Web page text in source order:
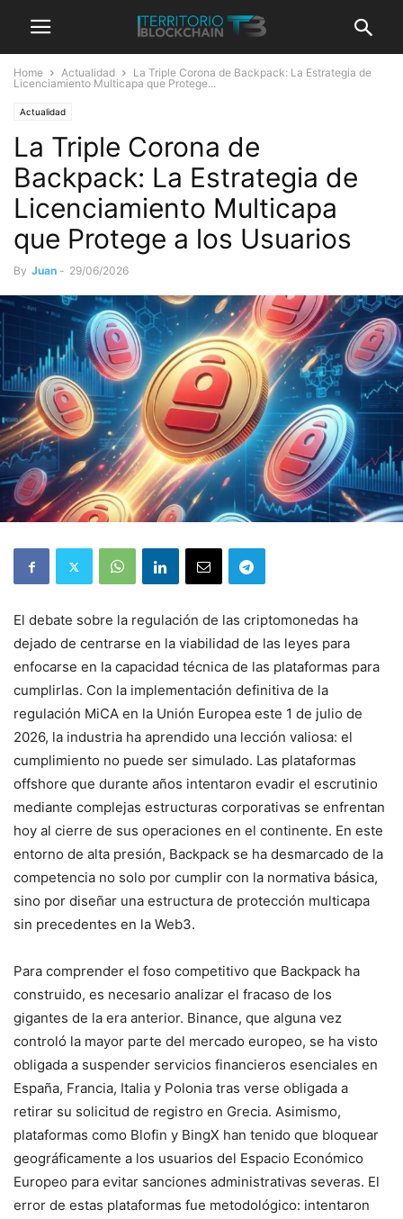
Home Actualidad
La Triple Corona de Backpack: La Estrategia de
Licenciamiento Multicapa que Protege...
Actualidad
La Triple Corona de
Backpack: La Estrategia de
Licenciamiento Multicapa
que Protege a los Usuarios
By Juan - 29/06/2026
El debate sobre la regulación de las criptomonedas ha
dejado de centrarse en la viabilidad de las leyes para
enfocarse en la capacidad técnica de las plataformas para
cumplirlas. Con la implementación definitiva de la
regulación MiCA en la Unión Europea este 1 de julio de
2026, la industria ha aprendido una lección valiosa: el
cumplimiento no puede ser simulado. Las plataformas
offshore que durante años intentaron evadir el escrutinio
mediante complejas estructuras corporativas se enfrentan
hoy al cierre de sus operaciones en el continente. En este
entorno de alta presión, Backpack se ha desmarcado de la
competencia no solo por cumplir con la normativa básica,
sino por diseñar una estructura de protección multicapa
sin precedentes en la Web3.
Para comprender el foso competitivo que Backpack ha
construido, es necesario analizar el fracaso de los
gigantes de la era anterior. Binance, que alguna vez
controló la mayor parte del mercado europeo, se ha visto
obligada a suspender servicios financieros esenciales en
España, Francia, Italia y Polonia tras verse obligada a
retirar su solicitud de registro en Grecia. Asimismo,
plataformas como Blofin y BingX han tenido que bloquear
geográficamente a los usuarios del Espacio Económico
Europeo para evitar sanciones administrativas severas. El
error de estas plataformas fue metodológico: intentaron